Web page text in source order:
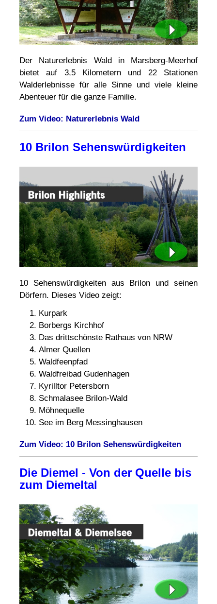
Der Naturerlebnis Wald in Marsberg-Meerhof
bietet auf 3,5 Kilometern und 22 Stationen
Walderlebnisse für alle Sinne und viele kleine
Abenteuer für die ganze Familie.
Zum Video: Naturerlebnis Wald
10 Brilon Sehenswürdigkeiten
10 Sehenswürdigkeiten aus Brilon und seinen
Dörfern. Dieses Video zeigt:
Kurpark
Borbergs Kirchhof
Das drittschönste Rathaus von NRW
Almer Quellen
Waldfeenpfad
Waldfreibad Gudenhagen
Kyrilltor Petersborn
Schmalasee Brilon-Wald
Möhnequelle
See im Berg Messinghausen
Zum Video: 10 Brilon Sehenswürdigkeiten
Die Diemel - Von der Quelle bis
zum Diemeltal